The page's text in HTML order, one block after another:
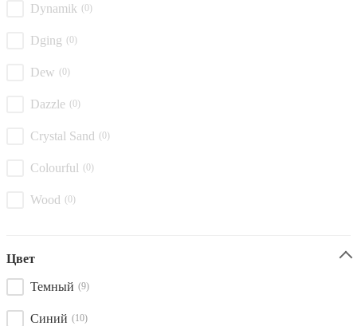
Dynamik (0)
Dging (0)
Dew (0)
Dazzle (0)
Crystal Sand (0)
Colourful (0)
Wood (0)
Цвет
Темный (9)
Синий (10)